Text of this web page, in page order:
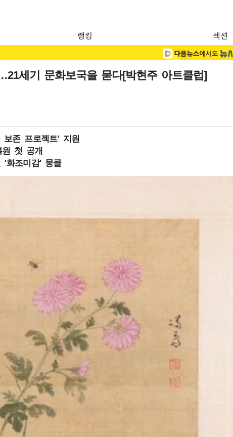
랭킹 섹션
세기 문화보국을 묻다[박현주 아트클럽]
보존 프로젝트' 지원
첫 공개
'화조미감' 뭉클